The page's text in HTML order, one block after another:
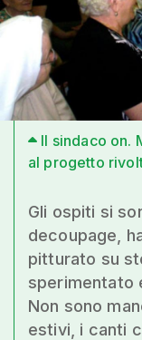
Il sindaco on.
al progetto
Gli ospiti si
decoupage,
pitturato su
sperimentato
Non sono
estivi, i canti